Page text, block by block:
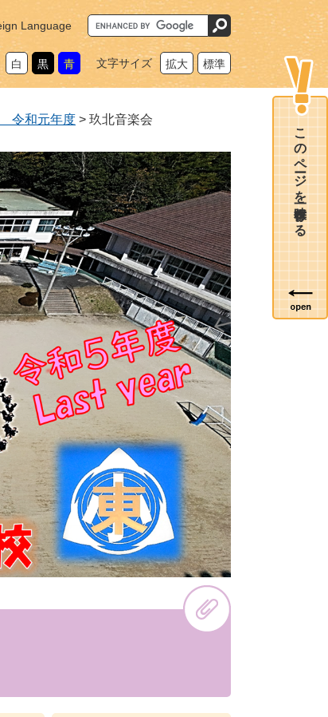
Language
G
o
o
カ
ム
白 黒 青 文字サイズ 拡大 標準
令和元年度 > 玖北音楽会
このページを一時保存する